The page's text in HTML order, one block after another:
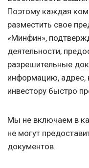
Поэтому каждая
разместить свое
«Минфин»,
деятельности,
разрешительные
информацию, адрес,
инвестору быстро
Мы не включаем в
не могут
документов.